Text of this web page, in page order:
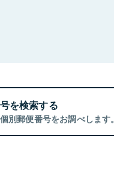
を検索する
別郵便番号をお調べします。